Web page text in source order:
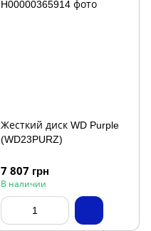
Жесткий диск WD Purple
(WD23PURZ)
7 807 грн
В наличии